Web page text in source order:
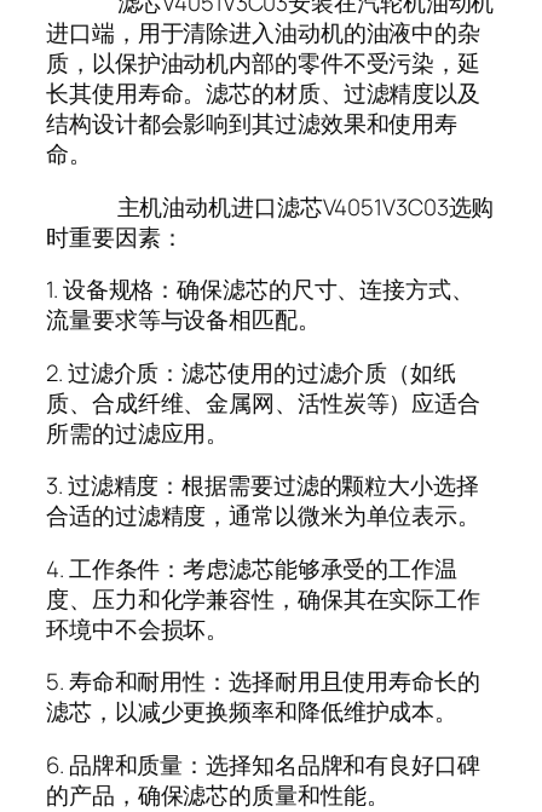
进口端，用于清除进入油动机的油液中的杂
质，以保护油动机内部的零件不受污染，延
长其使用寿命。滤芯的材质、过滤精度以及
结构设计都会影响到其过滤效果和使用寿
命。
主机油动机进口滤芯V4051V3C03选购
时重要因素：
1. 设备规格：确保滤芯的尺寸、连接方式、
流量要求等与设备相匹配。
2. 过滤介质：滤芯使用的过滤介质（如纸
质、合成纤维、金属网、活性炭等）应适合
所需的过滤应用。
3. 过滤精度：根据需要过滤的颗粒大小选择
合适的过滤精度，通常以微米为单位表示。
4. 工作条件：考虑滤芯能够承受的工作温
度、压力和化学兼容性，确保其在实际工作
环境中不会损坏。
5. 寿命和耐用性：选择耐用且使用寿命长的
滤芯，以减少更换频率和降低维护成本。
6. 品牌和质量：选择知名品牌和有良好口碑
的产品，确保滤芯的质量和性能。